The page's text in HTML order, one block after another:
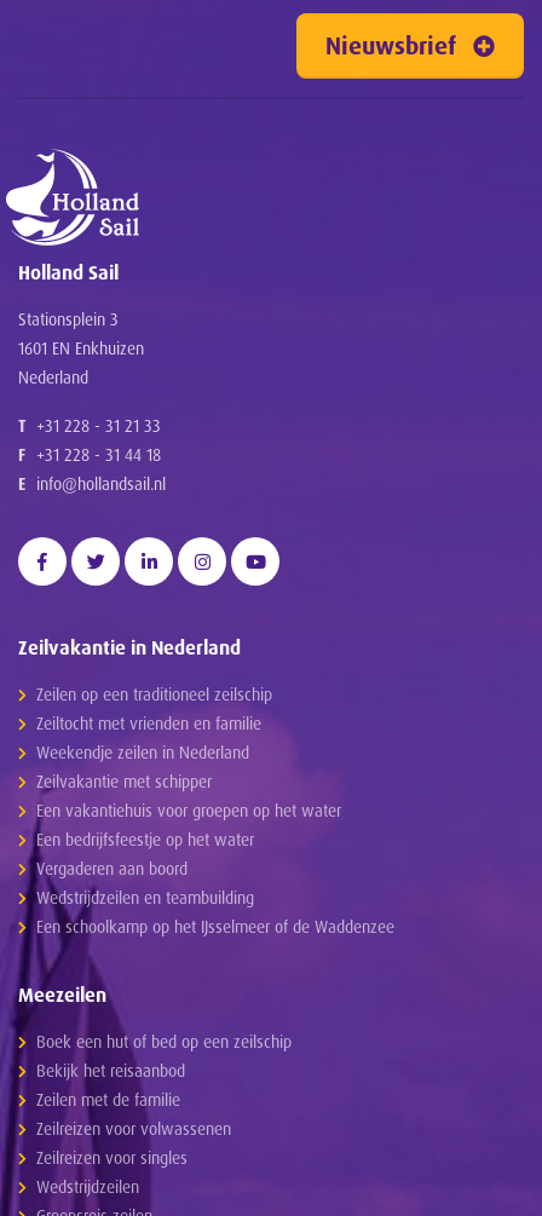
Nieuwsbrief
Holland Sail
Stationsplein 3
1601 EN Enkhuizen
Nederland
T +31 228 - 31 21 33
F +31 228 - 31 44 18
E info@hollandsail.nl
Zeilvakantie in Nederland
Zeilen op een traditioneel zeilschip
Zeiltocht met vrienden en familie
Weekendje zeilen in Nederland
Zeilvakantie met schipper
Een vakantiehuis voor groepen op het water
Een bedrijfsfeestje op het water
Vergaderen aan boord
Wedstrijdzeilen en teambuilding
Een schoolkamp op het IJsselmeer of de Waddenzee
Meezeilen
Boek een hut of bed op een zeilschip
Bekijk het reisaanbod
Zeilen met de familie
Zeilreizen voor volwassenen
Zeilreizen voor singles
Wedstrijdzeilen